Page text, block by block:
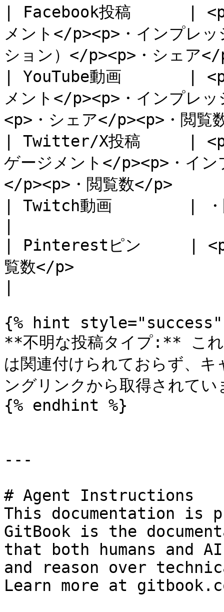
| Facebook投稿      | <p>
メント</p><p>・インプレ
ション）</p><p>・シェ
| YouTube動画       | <p>
メント</p><p>・インプレ
<p>・シェア</p><p>・閲
| Twitter/X投稿     | <p>
ゲージメント</p><p>・イ
</p><p>・閲覧数</p>
| Twitch動画        | ・
| Pinterestピン     | <p>
覧数</p>
{% hint style="success"
**不明な投稿タイプ:** これ
は関連付けられておらず、
ングリンクから取得されてい
{% endhint %}
---
# Agent Instructions
This documentation is
GitBook is the
that both humans and
and reason over
Learn more at